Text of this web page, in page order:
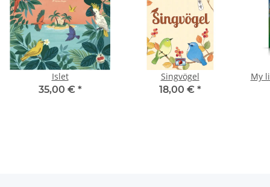
Islet
35,00 € *
Singvögel
18,00 € *
My